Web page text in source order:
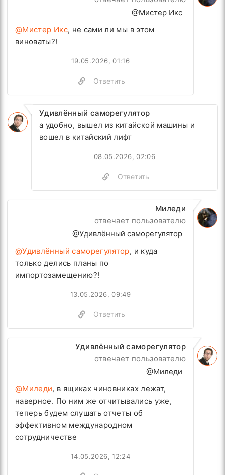
@Мистер Икс
@Мистер Икс, не сами ли мы в этом
виноваты?!
Ответить
19.05.2026, 01:16
Удивлённый саморегулятор
а удобно, вышел из китайской машины и
вошел в китайский лифт
08.05.2026, 02:06
Ответить
Миледи
отвечает пользователю
@Удивлённый саморегулятор
@Удивлённый саморегулятор, и куда
только делись планы по
импортозамещению?!
Ответить
13.05.2026, 09:49
Удивлённый саморегулятор
отвечает пользователю
@Миледи
@Миледи, в ящиках чиновниках лежат,
наверное. По ним же отчитывались уже,
теперь будем слушать отчеты об
эффективном международном
сотрудничестве
14.05.2026, 12:24